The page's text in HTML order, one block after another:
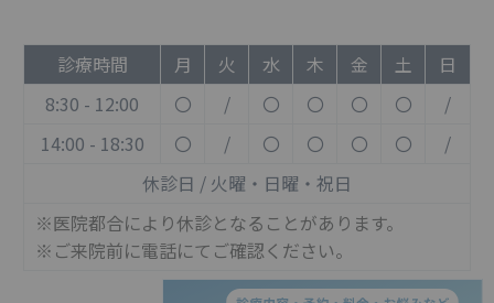
診療時間 月 火 水 木 金 土
日
8:30 - 12:00
〇 / 〇 〇 〇 〇
/
14:00 - 18:30
〇 / 〇 〇 〇 〇
/
休診日 / 火曜・日曜・祝日
※医院都合により休診となることがあります。
※ご来院前に電話にてご確認ください。